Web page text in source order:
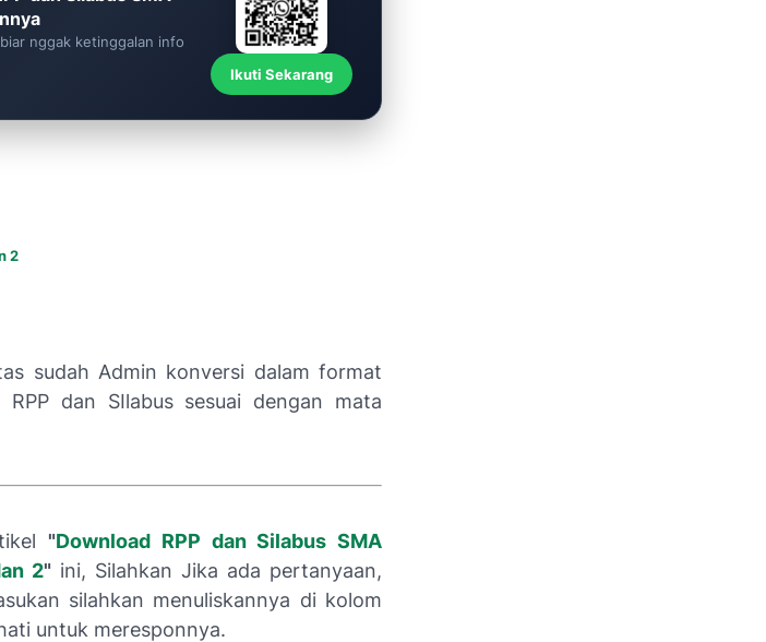
nggak ketinggalan info
Ikuti Sekarang
2
sudah Admin konversi dalam format
dan SIlabus sesuai dengan mata
"Download RPP dan Silabus SMA
2" ini, Silahkan Jika ada pertanyaan,
silahkan menuliskannya di kolom
untuk meresponnya.